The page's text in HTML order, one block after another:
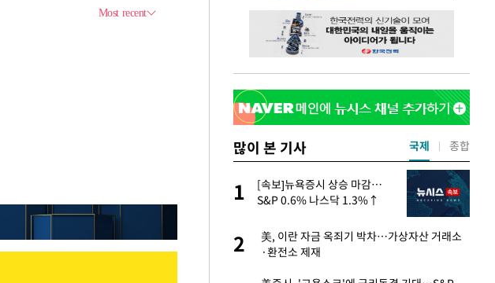
많이 본 기사
"창 3개 띄워도 답답함 없네"…'폴드8 울트
라', 일주일 써보니
1
[속보]뉴욕증시 상승 마감…
S&P 0.6% 나스닥 1.3%↑
2
美, 이란 자금 옥죄기 박차…가상자산 거래소
·환전소 제재
국제 종합